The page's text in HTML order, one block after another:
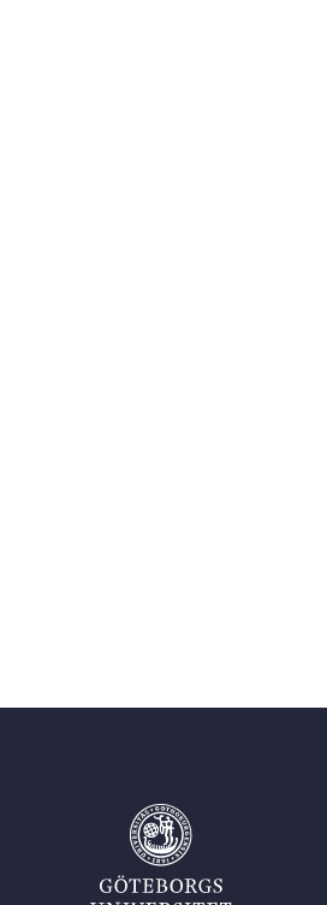
för Ceremonier och traditioner
för Aktuellt